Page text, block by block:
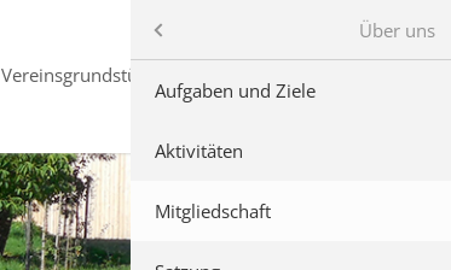
Kontakt
Vereinsgrundstücke
Obstbauring Winterbach - Rohrbronn e.V.
Über uns
Über uns
Aufgaben und Ziele
Aktivitäten
Mitgliedschaft